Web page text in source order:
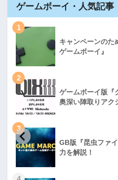
ゲームボーイ・人気記事
1
キャンペーンのた
ゲームボーイ』
2
ゲームボーイ版『
奥深い陣取りアク
3
GB版『昆虫ファ
力を解説！